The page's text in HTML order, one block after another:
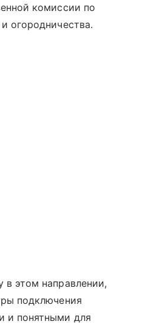
комиссии по
огородничества.
этом направлении,
подключения
и понятными для